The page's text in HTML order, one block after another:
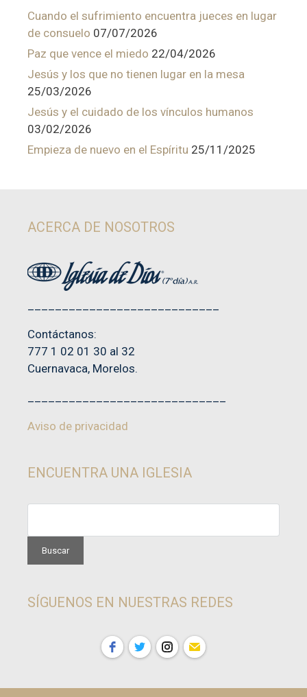
Cuando el sufrimiento encuentra jueces en lugar
de consuelo 07/07/2026
Paz que vence el miedo 22/04/2026
Jesús y los que no tienen lugar en la mesa
25/03/2026
Jesús y el cuidado de los vínculos humanos
03/02/2026
Empieza de nuevo en el Espíritu 25/11/2025
ACERCA DE NOSOTROS
Contáctanos:
777 1 02 01 30 al 32
Cuernavaca, Morelos.
Aviso de privacidad
ENCUENTRA UNA IGLESIA
SÍGUENOS EN NUESTRAS REDES